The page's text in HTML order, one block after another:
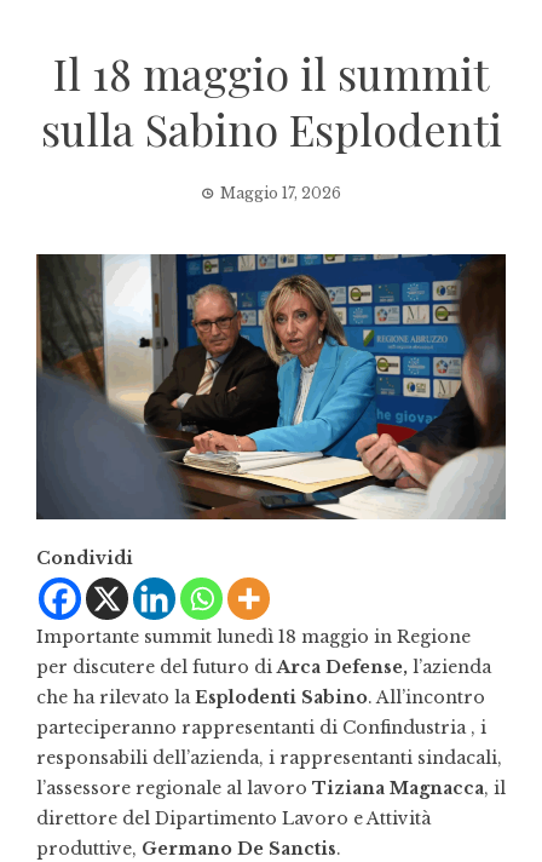
Il 18 maggio il summit
sulla Sabino Esplodenti
Maggio 17, 2026
Condividi
Importante summit lunedì 18 maggio in Regione
per discutere del futuro diArca Defense, l’azienda
che ha rilevato laEsplodenti Sabino. All’incontro
parteciperanno rappresentanti di Confindustria , i
responsabili dell’azienda, i rappresentanti sindacali,
l’assessore regionale al lavoro Tiziana Magnacca, il
direttore del Dipartimento Lavoro e Attività
produttive, Germano De Sanctis.